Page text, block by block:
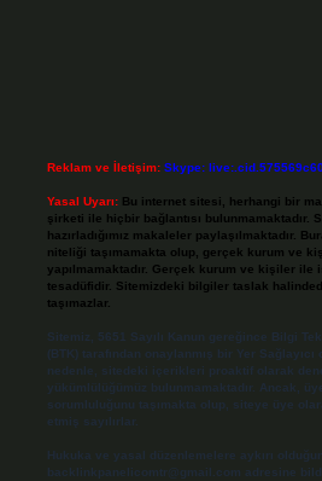
Reklam ve İletişim: Skype:
Yasal Uyarı: Bu internet sitesi, herhangi bir
şirketi ile hiçbir bağlantısı bulunmamaktadır.
hazırladığımız makaleler paylaşılmaktadır.
niteliği taşımamakta olup, gerçek kurum ve
yapılmamaktadır. Gerçek kurum ve kişiler ile
tesadüfidir. Sitemizdeki bilgiler taslak
taşımazlar.
Sitemiz, 5651 Sayılı Kanun gereğince Bilgi
(BTK) tarafından onaylanmış bir Yer
nedenle, sitedeki içerikleri proaktif olarak
yükümlülüğümüz bulunmamaktadır. Ancak,
sorumluluğunu taşımakta olup, siteye üye
etmiş sayılırlar.
Hukuka ve yasal düzenlemelere aykırı
backlinkpanelicomtr@gmail.com adresine